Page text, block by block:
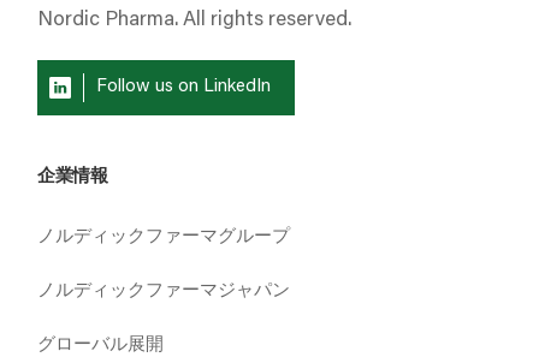
Nordic Pharma. All rights reserved.
Follow us on LinkedIn
企業情報
ノルディックファーマグループ
ノルディックファーマジャパン
グローバル展開